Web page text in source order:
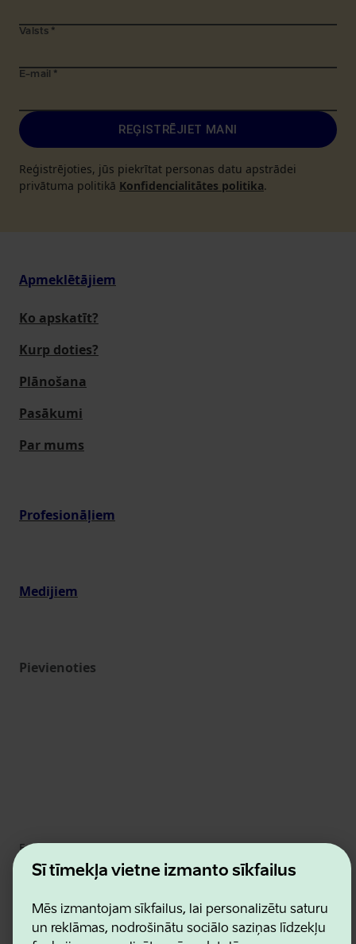
Šī tīmekļa vietne izmanto sīkfailus
Mēs izmantojam sīkfailus, lai personalizētu saturu
un reklāmas, nodrošinātu sociālo saziņas līdzekļu
Valsts *
E-mail *
REĢISTRĒJIET MANI
Reģistrējoties, jūs piekrītat personas datu apstrādei
privātuma politikā Konfidencialitātes politika.
Apmeklētājiem
Ko apskatīt?
Kurp doties?
Plānošana
Pasākumi
Par mums
Profesionāļiem
Medijiem
Pievienoties
Estonian Business and Innovation Agency
Kontakti
Sadarbības partneri
Sīkdatņu un konfidencialitātes politika